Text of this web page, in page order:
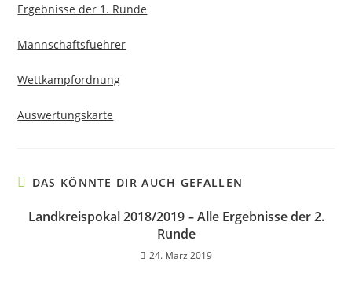
Ergebnisse der 1. Runde
Mannschaftsfuehrer
Wettkampfordnung
Auswertungskarte
DAS KÖNNTE DIR AUCH GEFALLEN
Landkreispokal 2018/2019 – Alle Ergebnisse der 2.
Runde
24. März 2019